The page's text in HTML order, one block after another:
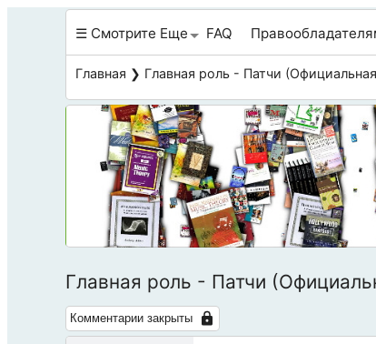
☰ Смотрите Еще FAQ
Главная ❯ Главная роль - Патчи
Главная роль - Патчи
Комментарии закрыты